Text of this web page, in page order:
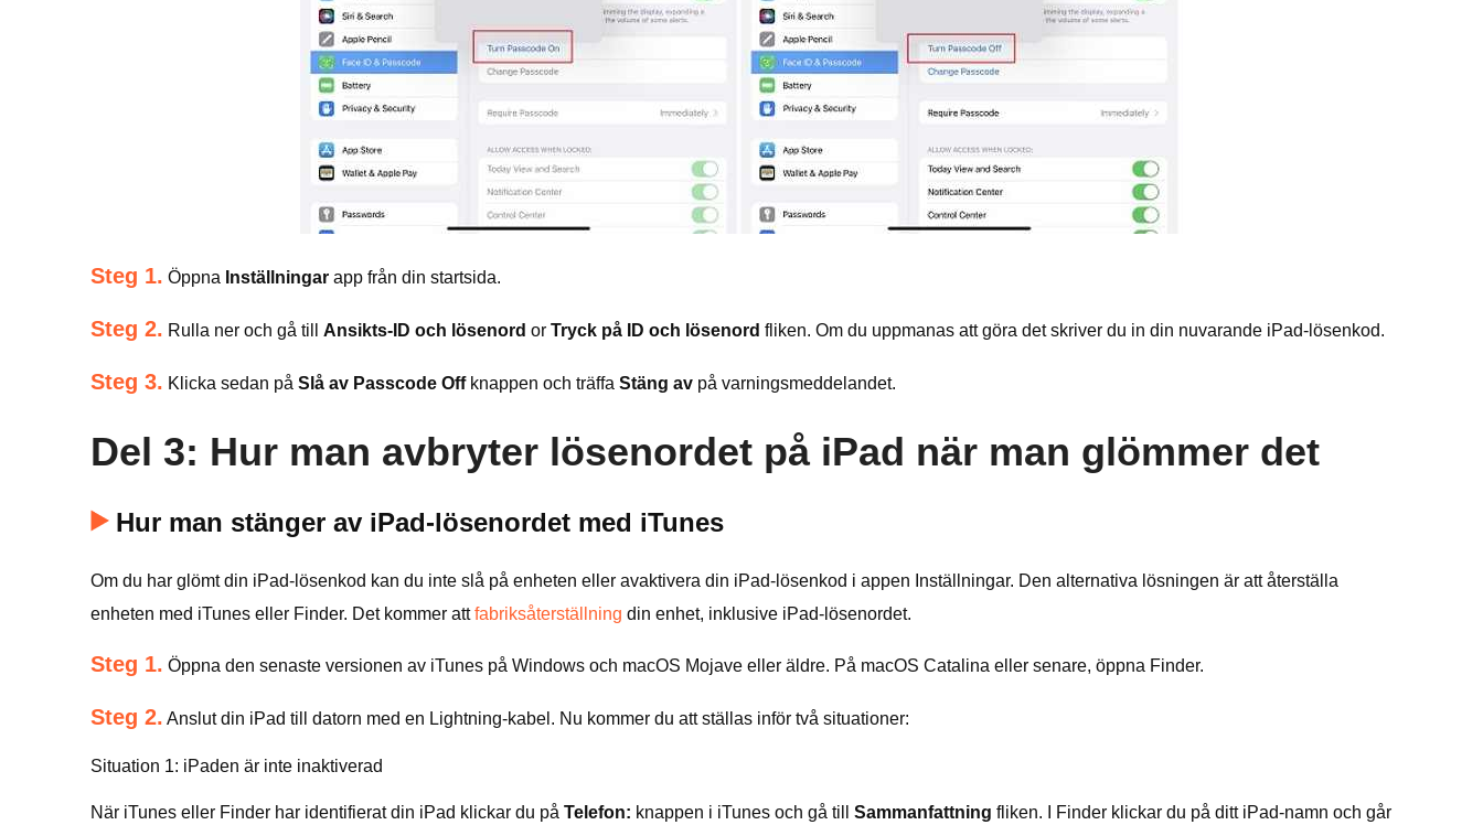
Steg 1. Öppna Inställningar app från din startsida.
Steg 2. Rulla ner och gå till Ansikts-ID och lösenord or Tryck på ID och lösenord fliken. Om du uppmanas att göra det skriver du in din nuvarande iPad-lösenkod.
Steg 3. Klicka sedan på Slå av Passcode Offknappen och träffa Stäng av på varningsmeddelandet.
Del 3: Hur man avbryter lösenordet på iPad när man glömmer det
Hur man stänger av iPad-lösenordet med iTunes
Om du har glömt din iPad-lösenkod kan du inte slå på enheten eller avaktivera din iPad-lösenkod i appen Inställningar. Den alternativa lösningen är att återställa
enheten med iTunes eller Finder. Det kommer attfabriksåterställning din enhet, inklusive iPad-lösenordet.
Steg 1. Öppna den senaste versionen av iTunes på Windows och macOS Mojave eller äldre. På macOS Catalina eller senare, öppna Finder.
Steg 2. Anslut din iPad till datorn med en Lightning-kabel. Nu kommer du att ställas inför två situationer:
Situation 1: iPaden är inte inaktiverad
När iTunes eller Finder har identifierat din iPad klickar du på Telefon: knappen i iTunes och gå till Sammanfattning fliken. I Finder klickar du på ditt iPad-namn och går